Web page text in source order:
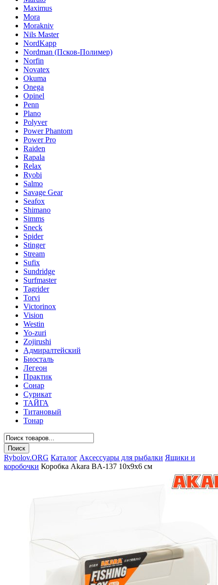
Maximus
Mora
Morakniv
Nils Master
NordKapp
Nordman (Псков-Полимер)
Norfin
Novatex
Okuma
Onega
Opinel
Penn
Plano
Polyver
Power Phantom
Power Pro
Raiden
Rapala
Relax
Ryobi
Salmo
Savage Gear
Seafox
Shimano
Simms
Sneck
Spider
Stinger
Stream
Sufix
Sundridge
Surfmaster
Tagrider
Torvi
Victorinox
Vision
Westin
Yo-zuri
Zojirushi
Адмиралтейский
Биосталь
Легеон
Практик
Сонар
Сурикат
ТАЙГА
Титановый
Тонар
Rybolov.ORG Каталог Аксессуары для рыбалки Ящики и
коробочки Коробка Akara BA-137 10х9х6 см